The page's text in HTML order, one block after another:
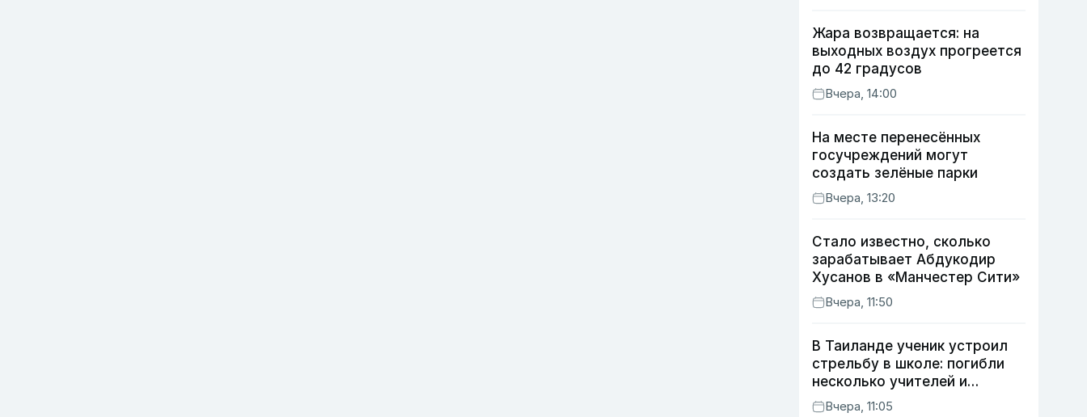
Жара возвращается: на
выходных воздух прогреется
до 42 градусов
Вчера, 14:00
На месте перенесённых
госучреждений могут
создать зелёные парки
Вчера, 13:20
Стало известно, сколько
зарабатывает Абдукодир
Хусанов в «Манчестер Сити»
Вчера, 11:50
В Таиланде ученик устроил
стрельбу в школе: погибли
несколько учителей и
учащихся
Вчера, 11:05